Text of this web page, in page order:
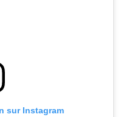
sur Instagram